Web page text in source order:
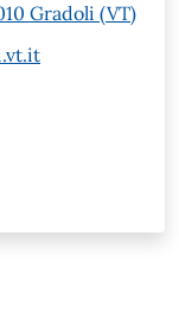
Gradoli (VT)